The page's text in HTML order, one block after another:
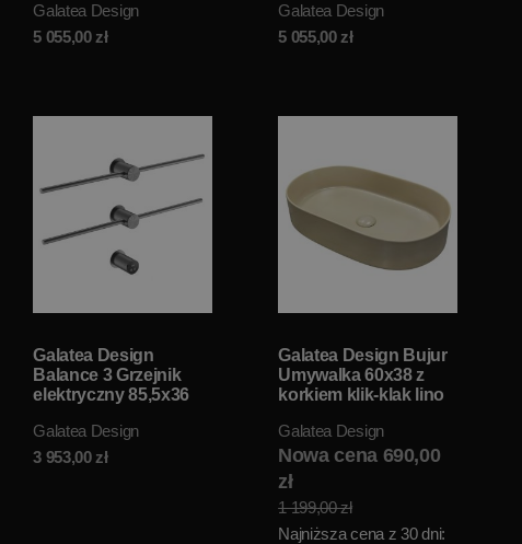
Brushed Gold PVD
GDA362BRG W
Galatea Design
5 055,00zł
Gunmetal PVD
GDA362GM W
Galatea Design
5 055,00zł
Galatea Design
Balance 3 Grzejnik
elektryczny 85,5x36
W MAGAZYNIE!!
Galatea Design
3 953,00zł
Galatea Design Bujur
Umywalka 60x38 z
korkiem klik-klak lino
WYPRZEDAŻ
KOLORU
Galatea Design
Nowa cena 690,00
zł
1 199,00 zł
Najniższa cena z 30 dni: